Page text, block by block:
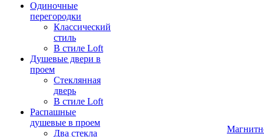
Одиночные
перегородки
Классический
стиль
В стиле Loft
Душевые двери в
проем
Стеклянная
дверь
В стиле Loft
Распашные
душевые в проем
Два стекла